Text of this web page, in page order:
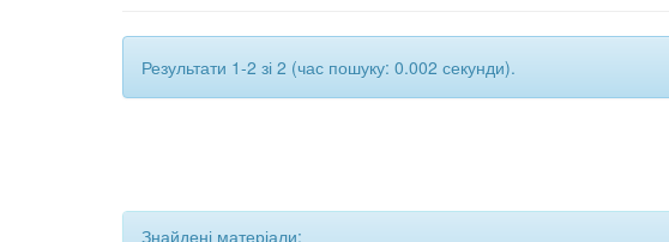
Результати 1-2 зі 2 (час пошуку: 0.002 секунди).
Знайдені матеріали: